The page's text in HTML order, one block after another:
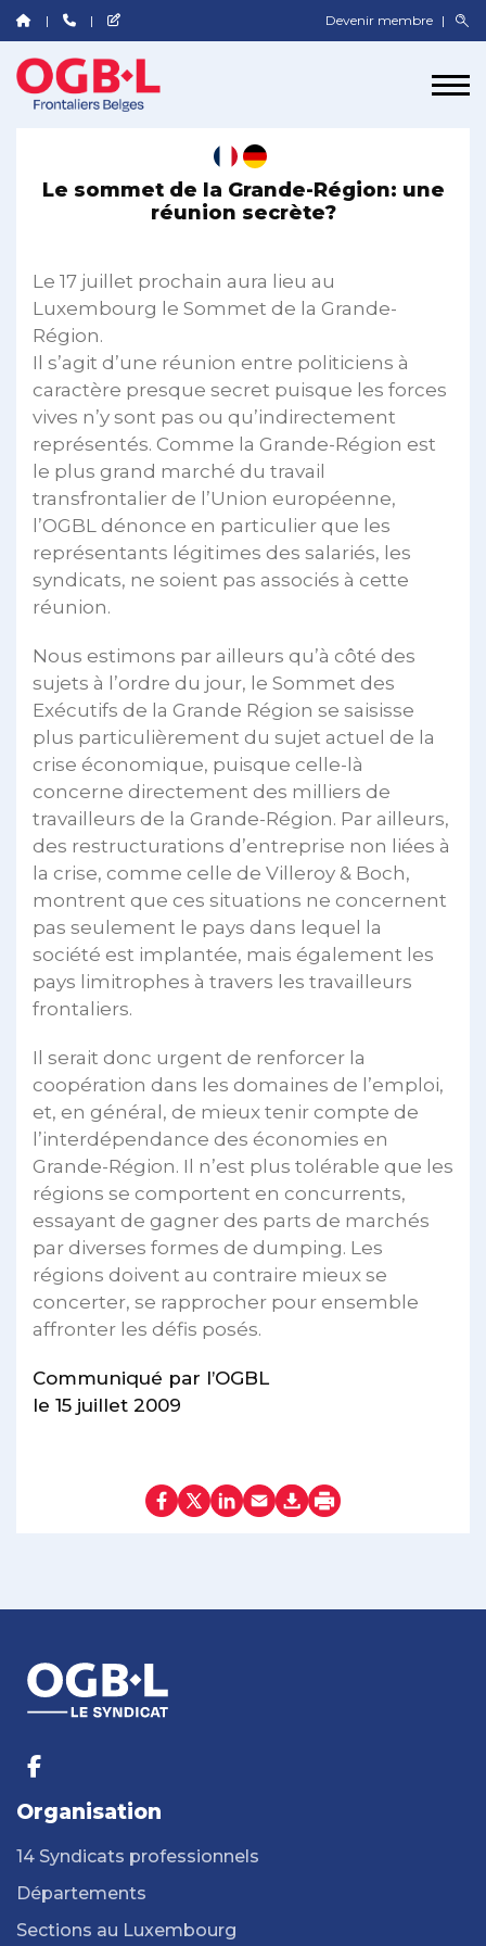
Devenir membre
Le sommet de la Grande-Région: une
réunion secrète?
Le 17 juillet prochain aura lieu au
Luxembourg le Sommet de la Grande-
Région.
Il s’agit d’une réunion entre politiciens à
caractère presque secret puisque les forces
vives n’y sont pas ou qu’indirectement
représentés. Comme la Grande-Région est
le plus grand marché du travail
transfrontalier de l’Union européenne,
l’OGBL dénonce en particulier que les
représentants légitimes des salariés, les
syndicats, ne soient pas associés à cette
réunion.
Nous estimons par ailleurs qu’à côté des
sujets à l’ordre du jour, le Sommet des
Exécutifs de la Grande Région se saisisse
plus particulièrement du sujet actuel de la
crise économique, puisque celle-là
concerne directement des milliers de
travailleurs de la Grande-Région. Par ailleurs,
des restructurations d’entreprise non liées à
la crise, comme celle de Villeroy & Boch,
montrent que ces situations ne concernent
pas seulement le pays dans lequel la
société est implantée, mais également les
pays limitrophes à travers les travailleurs
frontaliers.
Il serait donc urgent de renforcer la
coopération dans les domaines de l’emploi,
et, en général, de mieux tenir compte de
l’interdépendance des économies en
Grande-Région. Il n’est plus tolérable que les
régions se comportent en concurrents,
essayant de gagner des parts de marchés
par diverses formes de dumping. Les
régions doivent au contraire mieux se
concerter, se rapprocher pour ensemble
affronter les défis posés.
Communiqué par l’OGBL
le 15 juillet 2009
Organisation
14 Syndicats professionnels
Départements
Sections au Luxembourg